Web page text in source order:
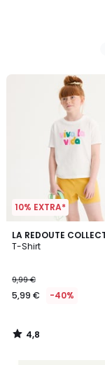
10% EXTRA*
LA REDOUTE
T-Shirt
9,99 €
5,99 € -40%
4,8
/ 5
4,8
/